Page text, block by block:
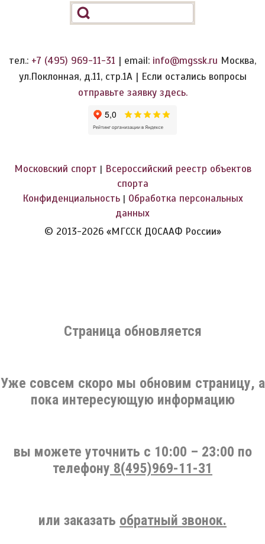
тел.: +7 (495) 969-11-31 | email: info@mgssk.ru Москва,
ул.Поклонная, д.11, стр.1А | Если остались вопросы
отправьте заявку здесь.
Московский спорт | Всероссийский реестр объектов
спорта
Конфиденциальность| Обработка персональных
данных
© 2013-2026 «МГССК ДОСААФ России»
Страница обновляется
Уже совсем скоро мы обновим страницу, а
пока интересующую информацию
вы можете уточнить c 10:00 – 23:00 по
телефону 8(495)969-11-31
или заказать обратный звонок.